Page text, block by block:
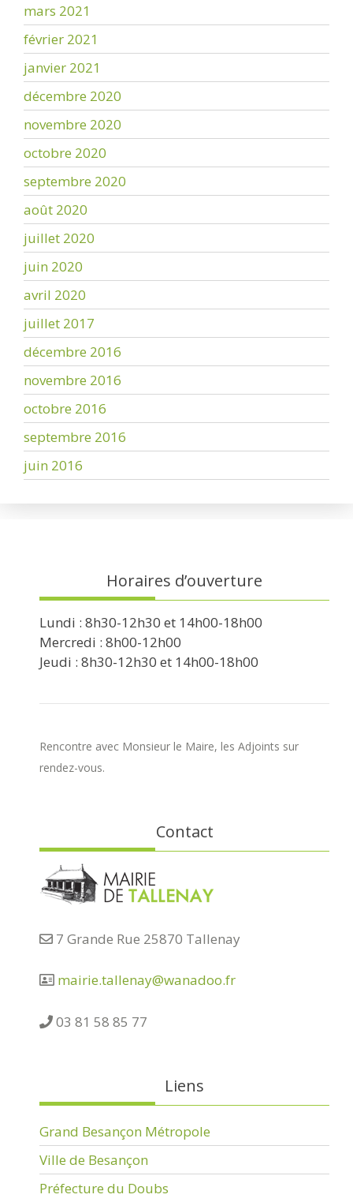
mars 2021
février 2021
janvier 2021
décembre 2020
novembre 2020
octobre 2020
septembre 2020
août 2020
juillet 2020
juin 2020
avril 2020
juillet 2017
décembre 2016
novembre 2016
octobre 2016
septembre 2016
juin 2016
Horaires d’ouverture
Lundi : 8h30-12h30 et 14h00-18h00
Mercredi : 8h00-12h00
Jeudi : 8h30-12h30 et 14h00-18h00
Rencontre avec Monsieur le Maire, les Adjoints sur
rendez-vous.
Contact
7 Grande Rue 25870 Tallenay
mairie.tallenay@wanadoo.fr
03 81 58 85 77
Liens
Grand Besançon Métropole
Ville de Besançon
Préfecture du Doubs